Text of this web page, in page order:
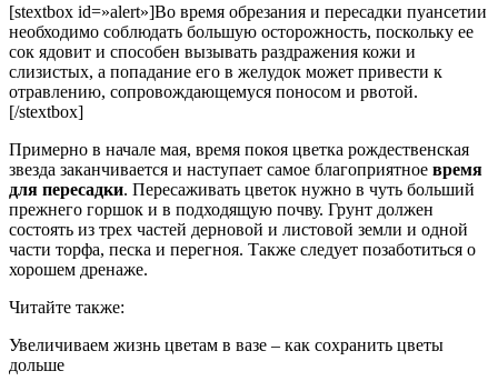
[stextbox id=»alert»]Во время обрезания и пересадки пуансетии
необходимо соблюдать большую осторожность, поскольку ее
сок ядовит и способен вызывать раздражения кожи и
слизистых, а попадание его в желудок может привести к
отравлению, сопровождающемуся поносом и рвотой.
[/stextbox]
Примерно в начале мая, время покоя цветка рождественская
звезда заканчивается и наступает самое благоприятное время
для пересадки. Пересаживать цветок нужно в чуть больший
прежнего горшок и в подходящую почву. Грунт должен
состоять из трех частей дерновой и листовой земли и одной
части торфа, песка и перегноя. Также следует позаботиться о
хорошем дренаже.
Читайте также:
Увеличиваем жизнь цветам в вазе – как сохранить цветы
дольше